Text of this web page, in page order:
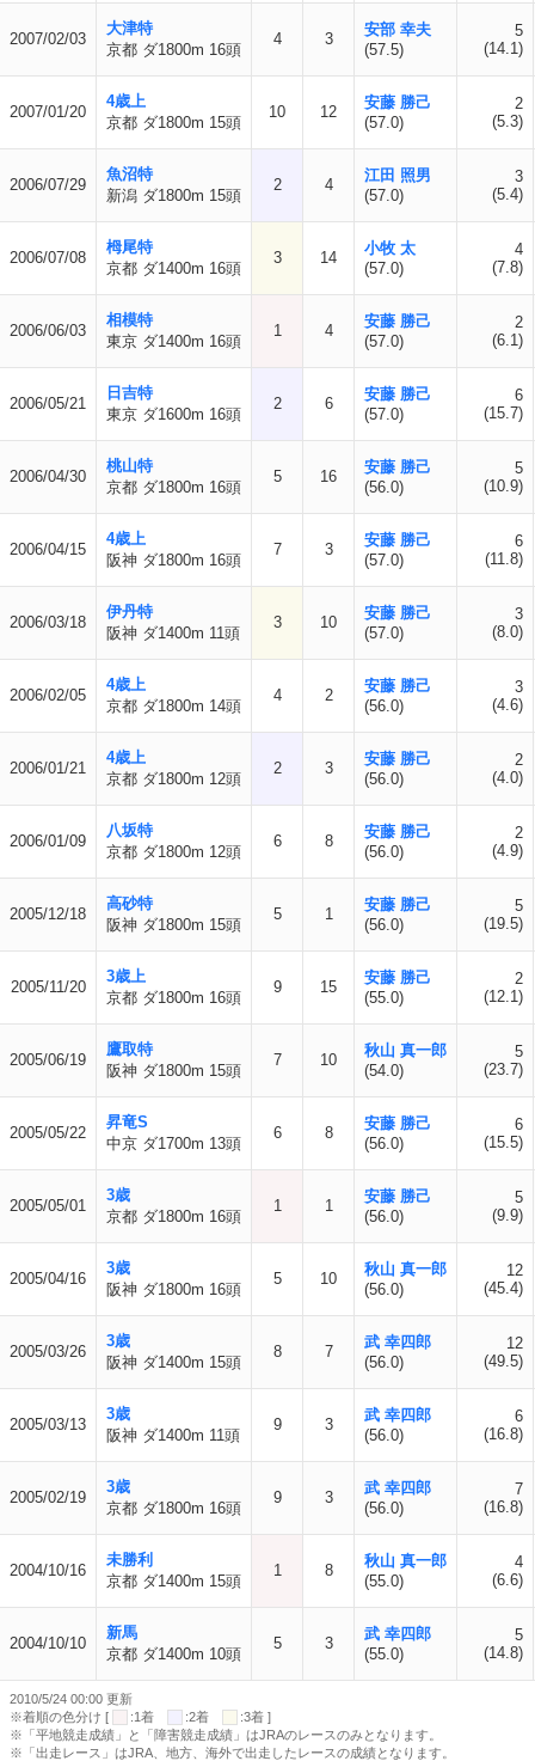
2007/02/03
大津特
京都 ダ1800m 16頭
4 3
安部 幸夫
(57.5)
5
(14.1)
2007/01/20
4歳上
京都 ダ1800m 15頭
10 12
安藤 勝己
(57.0)
2
(5.3)
2006/07/29
魚沼特
新潟 ダ1800m 15頭
2 4
江田 照男
(57.0)
3
(5.4)
2006/07/08
栂尾特
京都 ダ1400m 16頭
3 14
小牧 太
(57.0)
4
(7.8)
2006/06/03
相模特
東京 ダ1400m 16頭
1 4
安藤 勝己
(57.0)
2
(6.1)
2006/05/21
日吉特
東京 ダ1600m 16頭
2 6
安藤 勝己
(57.0)
6
(15.7)
2006/04/30
桃山特
京都 ダ1800m 16頭
5 16
安藤 勝己
(56.0)
5
(10.9)
2006/04/15
4歳上
阪神 ダ1800m 16頭
7 3
安藤 勝己
(57.0)
6
(11.8)
2006/03/18
伊丹特
阪神 ダ1400m 11頭
3 10
安藤 勝己
(57.0)
3
(8.0)
2006/02/05
4歳上
京都 ダ1800m 14頭
4 2
安藤 勝己
(56.0)
3
(4.6)
2006/01/21
4歳上
京都 ダ1800m 12頭
2 3
安藤 勝己
(56.0)
2
(4.0)
2006/01/09
八坂特
京都 ダ1800m 12頭
6 8
安藤 勝己
(56.0)
2
(4.9)
2005/12/18
高砂特
阪神 ダ1800m 15頭
5 1
安藤 勝己
(56.0)
5
(19.5)
2005/11/20
3歳上
京都 ダ1800m 16頭
9 15
安藤 勝己
(55.0)
2
(12.1)
2005/06/19
鷹取特
阪神 ダ1800m 15頭
7 10
秋山 真一郎
(54.0)
5
(23.7)
2005/05/22
昇竜S
中京 ダ1700m 13頭
6 8
安藤 勝己
(56.0)
6
(15.5)
2005/05/01
3歳
京都 ダ1800m 16頭
1 1
安藤 勝己
(56.0)
5
(9.9)
2005/04/16
3歳
阪神 ダ1800m 16頭
5 10
秋山 真一郎
(56.0)
12
(45.4)
2005/03/26
3歳
阪神 ダ1400m 15頭
8 7
武 幸四郎
(56.0)
12
(49.5)
2005/03/13
3歳
阪神 ダ1400m 11頭
9 3
武 幸四郎
(56.0)
6
(16.8)
2005/02/19
3歳
京都 ダ1800m 16頭
9 3
武 幸四郎
(56.0)
7
(16.8)
2004/10/16
未勝利
京都 ダ1400m 15頭
1 8
秋山 真一郎
(55.0)
4
(6.6)
2004/10/10
新馬
京都 ダ1400m 10頭
5 3
武 幸四郎
(55.0)
5
(14.8)
2010/5/24 00:00 更新
※着順の色分け [
:1着 :2着
:3着 ]
※「平地競走成績」と「障害競走成績」はJRAのレースのみとなります。
※「出走レース」はJRA、地方、海外で出走したレースの成績となります。